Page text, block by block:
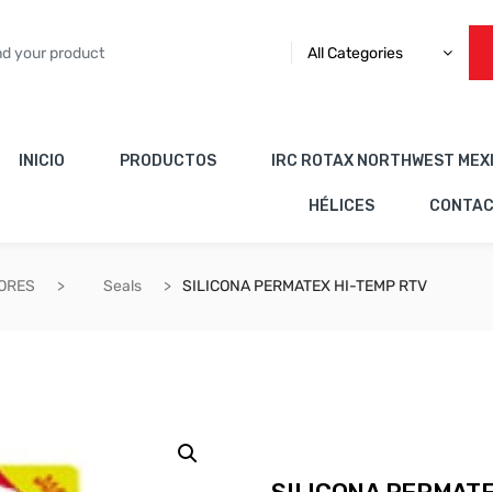
All Categories
INICIO PRODUCTOS IRC ROTAX NORTHWEST
HÉLICES
Seals SILICONA PERMATEX HI-TEMP RTV